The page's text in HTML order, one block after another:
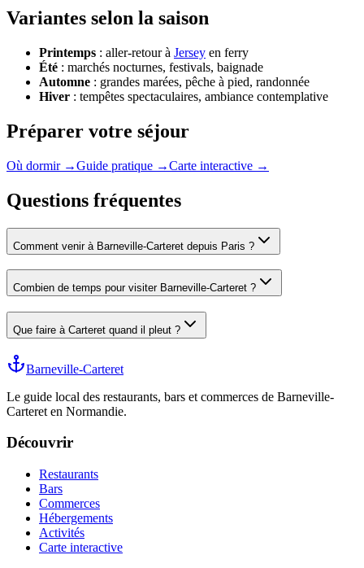
Variantes selon la saison
Printemps : aller-retour à Jersey en ferry
Été : marchés nocturnes, festivals, baignade
Automne : grandes marées, pêche à pied, randonnée
Hiver : tempêtes spectaculaires, ambiance contemplative
Préparer votre séjour
Où dormir →Guide pratique →Carte interactive →
Questions fréquentes
Comment venir à Barneville-Carteret depuis Paris ?
Combien de temps pour visiter Barneville-Carteret ?
Que faire à Carteret quand il pleut ?
Barneville-Carteret
Le guide local des restaurants, bars et commerces de Barneville-
Carteret en Normandie.
Découvrir
Restaurants
Bars
Commerces
Hébergements
Activités
Carte interactive